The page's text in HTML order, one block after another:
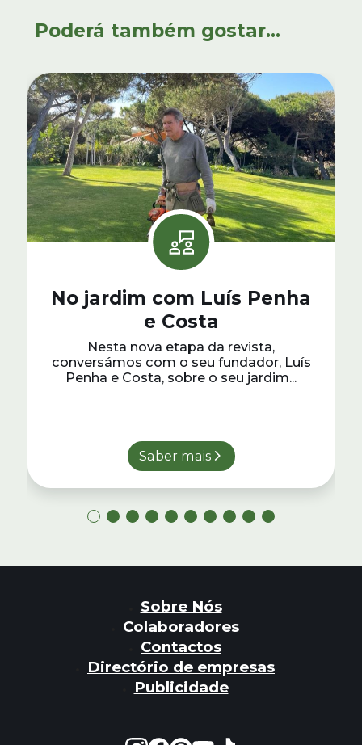
Poderá também gostar...
No jardim com Luís Penha
e Costa
Nesta nova etapa da revista,
conversámos com o seu fundador, Luís
Penha e Costa, sobre o seu jardim...
Saber mais
Sobre Nós
Colaboradores
Contactos
Directório de empresas
Publicidade